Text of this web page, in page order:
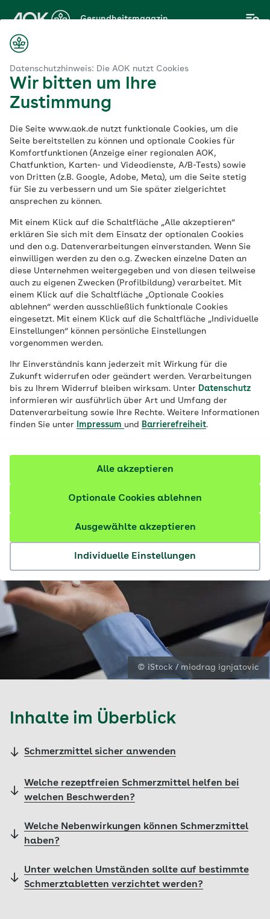
Datenschutzhinweis: Die AOK nutzt Cookies
Wir bitten um Ihre
Zustimmung
Die Seite www.aok.de nutzt funktionale Cookies, um die
Seite bereitstellen zu können und optionale Cookies für
Komfortfunktionen (Anzeige einer regionalen AOK,
Chatfunktion, Karten- und Videodienste, A/B-Tests) sowie
von Dritten (z.B. Google, Adobe, Meta), um die Seite stetig
für Sie zu verbessern und um Sie später zielgerichtet
ansprechen zu können.
Mit einem Klick auf die Schaltfläche „Alle akzeptieren“
erklären Sie sich mit dem Einsatz der optionalen Cookies
und den o.g. Datenverarbeitungen einverstanden. Wenn Sie
einwilligen werden zu den o.g. Zwecken einzelne Daten an
diese Unternehmen weitergegeben und von diesen teilweise
auch zu eigenen Zwecken (Profilbildung) verarbeitet. Mit
einem Klick auf die Schaltfläche „Optionale Cookies
ablehnen“ werden ausschließlich funktionale Cookies
eingesetzt. Mit einem Klick auf die Schaltfläche „Individuelle
Einstellungen“ können persönliche Einstellungen
vorgenommen werden.
Ihr Einverständnis kann jederzeit mit Wirkung für die
Zukunft widerrufen oder geändert werden. Verarbeitungen
bis zu Ihrem Widerruf bleiben wirksam. Unter Datenschutz
informieren wir ausführlich über Art und Umfang der
Datenverarbeitung sowie Ihre Rechte. Weitere Informationen
finden Sie unter
Impressum und Barrierefreiheit.
Individuelle Einstellungen
Ausgewählte akzeptieren
Optionale Cookies ablehnen
Alle akzeptieren
Hauptinhalt
springen
Gesundheitsmagazin
Schmerztabletten:
Bei jedem Schmerz
zur Pille greifen?
Veröffentlicht am:
25.08.2021 4 Minuten Lesedauer
Eine Tablette einzunehmen, wenn der Kopf
spannt oder der Rücken schmerzt, gehört
für viele Menschen zur Gewohnheit. Nicht
jedem ist dabei bewusst, dass auch frei
verkäufliche Schmerzmittel die Organe
dauerhaft schädigen können. Wie viele
Schmerztabletten am Tag sind in Ordnung
und welches Schmerzmittel wirkt bei
welchen Beschwerden? Informieren Sie
sich hier.
© iStock / miodrag ignjatovic
Inhalte im Überblick
Schmerzmittel sicher anwenden
Welche rezeptfreien Schmerzmittel helfen bei
welchen Beschwerden?
Welche Nebenwirkungen können Schmerzmittel
haben?
Unter welchen Umständen sollte auf bestimmte
Schmerztabletten verzichtet werden?